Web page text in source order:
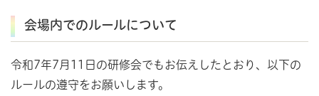
会場内でのルールについて
令和7年7月11日の研修会でもお伝えしたとおり、以下の
ルールの遵守をお願いします。